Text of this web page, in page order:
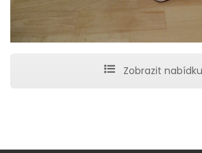
Zobrazit nabídku